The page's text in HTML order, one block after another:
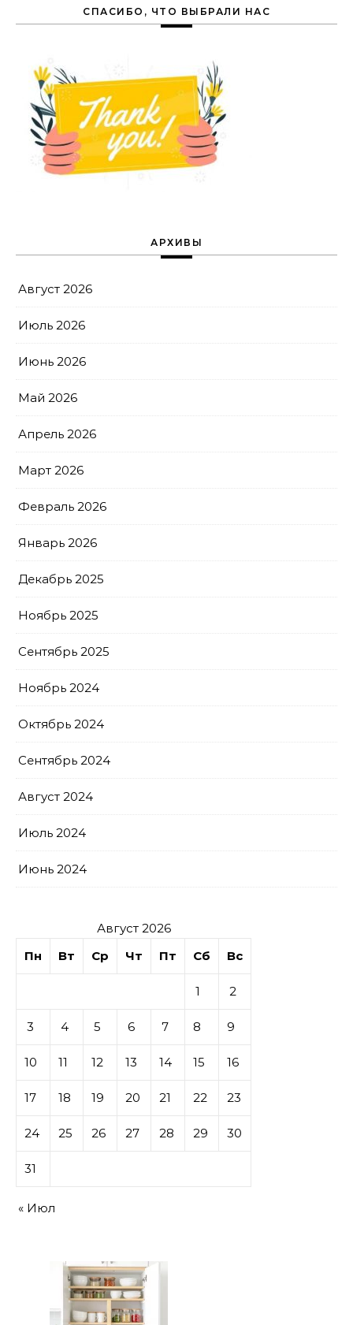
СПАСИБО, ЧТО ВЫБРАЛИ НАС
АРХИВЫ
Август 2026
Июль 2026
Июнь 2026
Май 2026
Апрель 2026
Март 2026
Февраль 2026
Январь 2026
Декабрь 2025
Ноябрь 2025
Сентябрь 2025
Ноябрь 2024
Октябрь 2024
Сентябрь 2024
Август 2024
Июль 2024
Июнь 2024
Август 2026
Пн
Вт Ср Чт Пт Сб Вс
1 2
3 4 5 6 7 8 9
10 11 12 13 14 15 16
17 18 19 20 21 22 23
24 25 26 27 28 29 30
31
« Июл